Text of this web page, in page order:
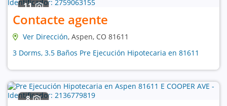
11
Contacte agente
Ver Dirección, Aspen, CO 81611
3 Dorms, 3.5 Baños Pre Ejecución Hipotecaria en 81611
8